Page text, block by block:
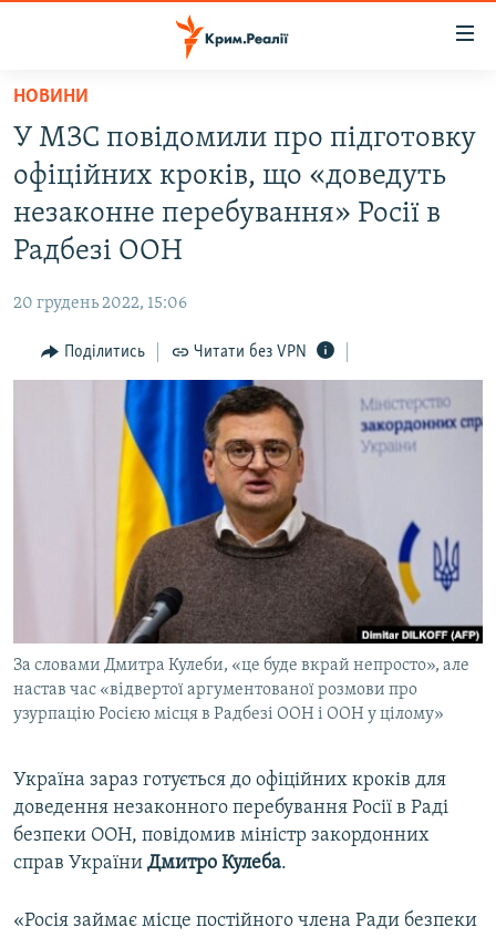
Перейти
основного
матеріалу
Перейти
до
основної
Перейти
пошуку
ВОДА.КРИМ
ВІДЕО ТА ФОТО
ПОЛІТИКА
ПОГЛЯД
ІНТЕРВ'Ю
ВСЕ ЗА ДЕНЬ
СПЕЦПРОЕКТИ
ДЕПОРТАЦІЯ
ВІДЕОУРОКИ «ELIFBE»
СВІДЧЕННЯ ОКУПАЦІЇ
УКРАЇНСЬКА ПРОБЛЕМА КРИМУ
ІНФОГРАФІКА
ЯК ОБІЙТИ БЛОКУВАННЯ
НОВИНИ
У МЗС повідомили про підготовку
офіційних кроків, що «доведуть
незаконне перебування» Росії в
Радбезі ООН
20 грудень 2022, 15:06
Поділитись Читати без VPN
За словами Дмитра Кулеби, «це буде вкрай непросто», але
настав час «відвертої аргументованої розмови про
узурпацію Росією місця в Радбезі ООН і ООН у цілому»
Україна зараз готується до офіційних кроків для
доведення незаконного перебування Росії в Раді
безпеки ООН, повідомив міністр закордонних
справ України Дмитро Кулеба.
«Росія займає місце постійного члена Ради безпеки